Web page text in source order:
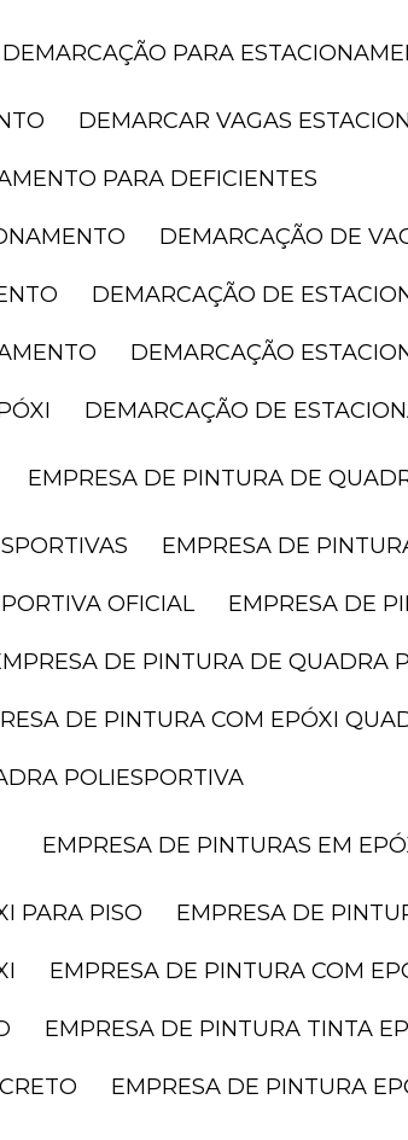
DEMARCAÇÃO PARA
DEMARCAR VAGAS
PARA DEFICIENTES
DEMARCAÇÃO DE
DEMARCAÇÃO DE
DEMARCAÇÃO
DEMARCAÇÃO DE
EMPRESA DE PINTURA DE
EMPRESA DE
OFICIAL EMPRESA DE
EMPRESA DE PINTURA DE QUADRA
DE PINTURA COM EPÓXI
POLIESPORTIVA
EMPRESA DE PINTURAS EM
PARA PISO EMPRESA DE
EMPRESA DE PINTURA COM
EMPRESA DE PINTURA TINTA
EMPRESA DE PINTURA